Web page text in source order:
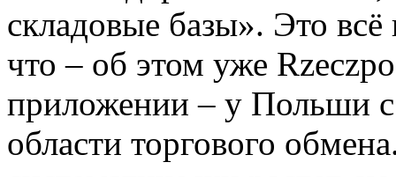
складовые базы». Это
что – об этом уже
приложении – у Польши
области торгового